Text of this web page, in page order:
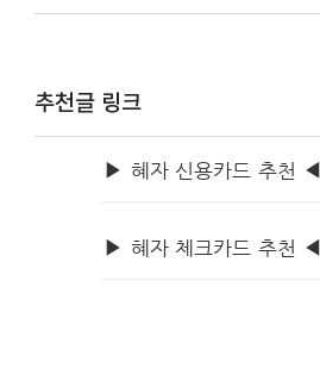
추천글 링크
▶ 혜자 신용카드 추천 ◀
▶ 혜자 체크카드 추천 ◀